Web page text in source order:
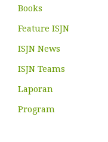
Books
Feature ISJN
ISJN News
ISJN Teams
Laporan
Program